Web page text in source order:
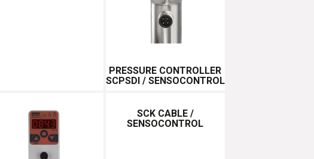
PRESSURE CONTROLLER
SCPSDI / SENSOCONTROL
SCK CABLE /
SENSOCONTROL